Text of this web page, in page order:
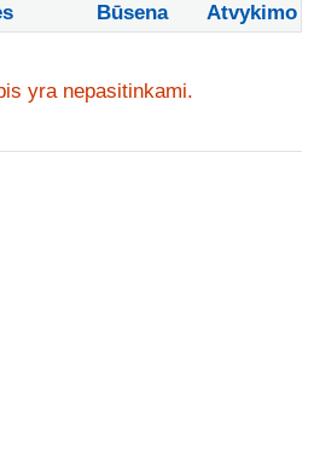
Būsena Atvykimo
yra nepasitinkami.